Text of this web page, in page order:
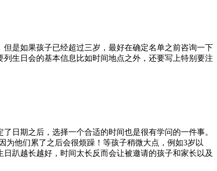
是如果孩子已经超过三岁，最好在确定名单之前咨询一下
生日会的基本信息比如时间地点之外，还要写上特别要注
日期之后，选择一个合适的时间也是很有学问的一件事。
为他们累了之后会很烦躁！等孩子稍微大点，例如3岁以
趴越长越好，时间太长反而会让被邀请的孩子和家长以及